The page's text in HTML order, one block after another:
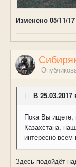
Изменено 05/11/
В 25.03.2017
Пока Вы ищете,
Казахстана,
интересно всем
Здесь подойдёт